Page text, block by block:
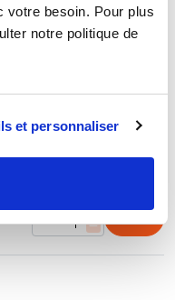
votre besoin. Pour plus
notre politique de
et personnaliser
25 m